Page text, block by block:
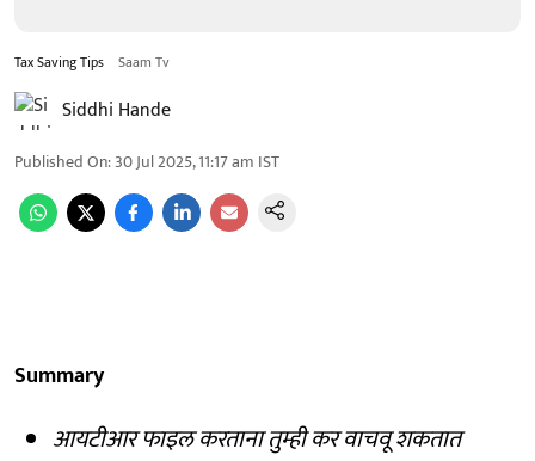
Tax Saving Tips Saam Tv
Siddhi Hande
Published On:30 Jul 2025, 11:17 am IST
Summary
आयटीआर फाइल करताना तुम्ही कर वाचवू शकतात